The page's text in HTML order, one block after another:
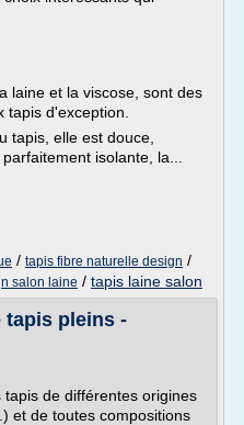
laine et la viscose, sont des
tapis d'exception.
tapis, elle est douce,
isolante, la...
/ tapis fibre naturelle design /
salon laine / tapis laine salon
tapis pleins -
de différentes origines
et de toutes compositions